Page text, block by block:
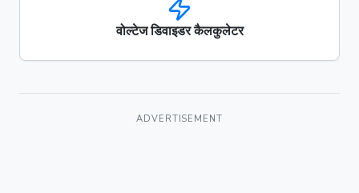
वोल्टेज डिवाइडर कैलकुलेटर
ADVERTISEMENT